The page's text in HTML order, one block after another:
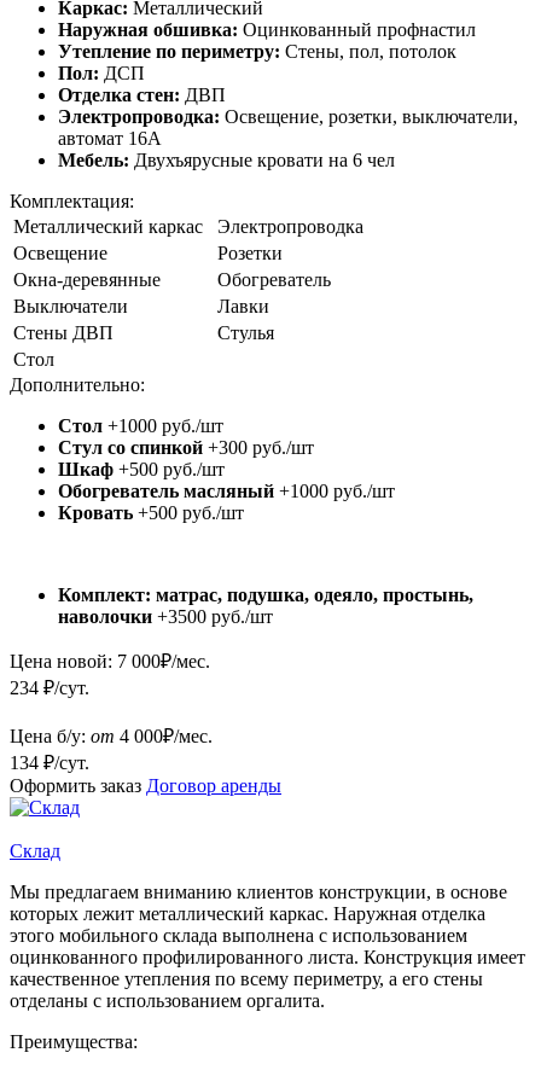
Каркас: Металлический
Наружная обшивка: Оцинкованный профнастил
Утепление по периметру: Стены, пол, потолок
Пол: ДСП
Отделка стен: ДВП
Электропроводка: Освещение, розетки, выключатели,
автомат 16А
Мебель: Двухъярусные кровати на 6 чел
Комплектация:
Металлический каркас
Электропроводка
Освещение
Розетки
Окна-деревянные
Обогреватель
Выключатели
Лавки
Стены ДВП
Стулья
Стол
Дополнительно:
Стол +1000 руб./шт
Стул со спинкой +300 руб./шт
Шкаф +500 руб./шт
Обогреватель масляный +1000 руб./шт
Кровать +500 руб./шт
Комплект: матрас, подушка, одеяло, простынь,
наволочки +3500 руб./шт
Цена новой: 7 000₽/мес.
234 ₽/сут.
Цена б/у: от 4 000₽/мес.
134 ₽/сут.
Оформить заказ Договор аренды
Склад
Мы предлагаем вниманию клиентов конструкции, в основе
которых лежит металлический каркас. Наружная отделка
этого мобильного склада выполнена с использованием
оцинкованного профилированного листа. Конструкция имеет
качественное утепления по всему периметру, а его стены
отделаны с использованием оргалита.
Преимущества: